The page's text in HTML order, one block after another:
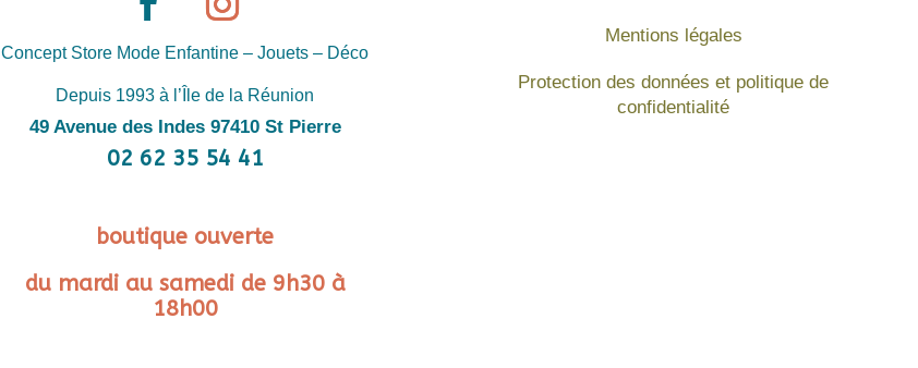
Concept Store Mode Enfantine – Jouets – Déco
Depuis 1993 à l’Île de la Réunion
49 Avenue des Indes 97410 St Pierre
02 62 35 54 41
boutique ouverte
du mardi au samedi de 9h30 à
18h00
Mentions légales
Protection des données et politique de
confidentialité